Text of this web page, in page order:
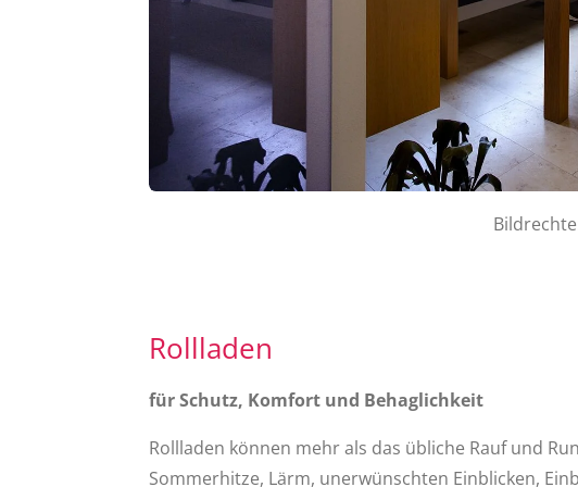
Rollladen
für Schutz, Komfort und Behaglichkeit
Rollladen können mehr als das übliche Rauf und
Sommerhitze, Lärm, unerwünschten Einblicken,